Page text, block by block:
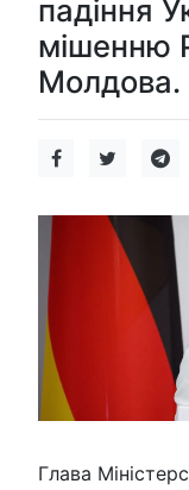
падіння
мішенню
Молдова.
Глава